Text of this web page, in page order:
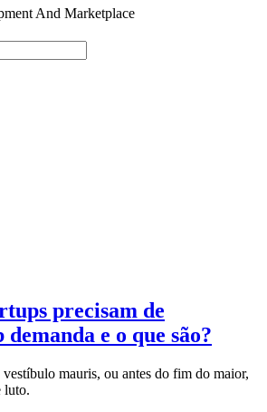
And Marketplace
precisam de
e o que são?
mauris, ou antes do fim do maior,
luto.